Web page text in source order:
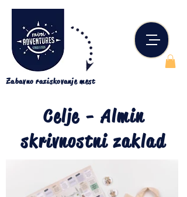
Zabavno raziskovanje mest
Celje - Almin
skrivnostni zaklad